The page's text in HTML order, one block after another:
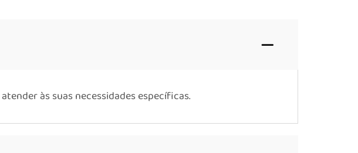
às suas necessidades específicas.